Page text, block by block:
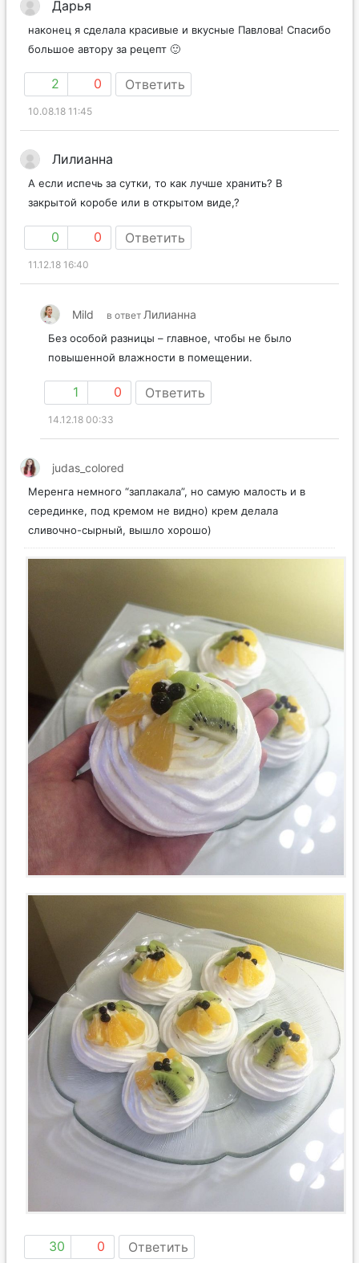
Дарья
наконец я сделала красивые и вкусные Павлова! Спасибо
большое автору за рецепт 🙂
2 0 Ответить
10.08.18 11:45
Лилианна
А если испечь за сутки, то как лучше хранить? В
закрытой коробе или в открытом виде,?
0 0 Ответить
11.12.18 16:40
Mild в ответ Лилианна
Без особой разницы – главное, чтобы не было
повышенной влажности в помещении.
1 0 Ответить
14.12.18 00:33
judas_colored
Меренга немного “заплакала”, но самую малость и в
серединке, под кремом не видно) крем делала
сливочно-сырный, вышло хорошо)
30 0 Ответить